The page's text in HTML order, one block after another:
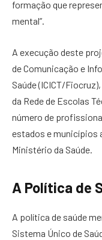
formação que
mental”.
A execução deste
de Comunicação e
Saúde (ICICT/
da Rede de Escolas
número de
estados e municípios
Ministério da Saúde.
A Política de
A política de saúde
Sistema Único de